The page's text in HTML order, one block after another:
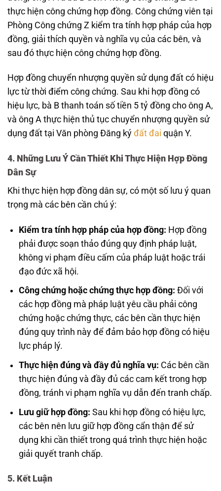
thực hiện công chứng hợp đồng. Công chứng viên tại
Phòng Công chứng Z kiểm tra tính hợp pháp của hợp
đồng, giải thích quyền và nghĩa vụ của các bên, và
sau đó thực hiện công chứng hợp đồng.
Hợp đồng chuyển nhượng quyền sử dụng đất có hiệu
lực từ thời điểm công chứng. Sau khi hợp đồng có
hiệu lực, bà B thanh toán số tiền 5 tỷ đồng cho ông A,
và ông A thực hiện thủ tục chuyển nhượng quyền sử
dụng đất tại Văn phòng Đăng ký đất đai quận Y.
4. Những Lưu Ý Cần Thiết Khi Thực Hiện Hợp Đồng
Dân Sự
Khi thực hiện hợp đồng dân sự, có một số lưu ý quan
trọng mà các bên cần chú ý:
Kiểm tra tính hợp pháp của hợp đồng: Hợp đồng
phải được soạn thảo đúng quy định pháp luật,
không vi phạm điều cấm của pháp luật hoặc trái
đạo đức xã hội.
Công chứng hoặc chứng thực hợp đồng: Đối với
các hợp đồng mà pháp luật yêu cầu phải công
chứng hoặc chứng thực, các bên cần thực hiện
đúng quy trình này để đảm bảo hợp đồng có hiệu
lực pháp lý.
Thực hiện đúng và đầy đủ nghĩa vụ: Các bên cần
thực hiện đúng và đầy đủ các cam kết trong hợp
đồng, tránh vi phạm nghĩa vụ dẫn đến tranh chấp.
Lưu giữ hợp đồng: Sau khi hợp đồng có hiệu lực,
các bên nên lưu giữ hợp đồng cẩn thận để sử
dụng khi cần thiết trong quá trình thực hiện hoặc
giải quyết tranh chấp.
5. Kết Luận